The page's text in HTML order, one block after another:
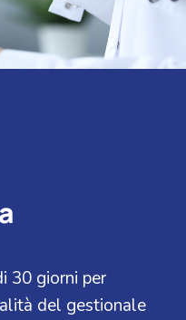
30 giorni per
del gestionale